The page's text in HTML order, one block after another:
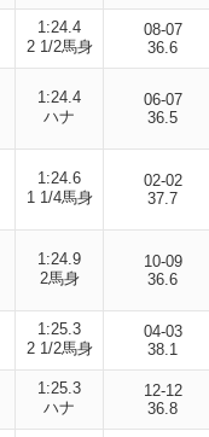
1:24.4
2 1/2馬身
08-07
36.6
1:24.4
ハナ
06-07
36.5
1:24.6
1 1/4馬身
02-02
37.7
1:24.9
2馬身
10-09
36.6
1:25.3
2 1/2馬身
04-03
38.1
1:25.3
ハナ
12-12
36.8